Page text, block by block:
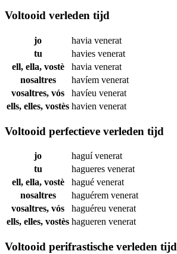
Voltooid verleden tijd
jo havia venerat
tu
havies venerat
ell, ella, vostè
havia venerat
nosaltres
havíem venerat
vosaltres, vós
havíeu venerat
ells, elles, vostès havien venerat
Voltooid perfectieve verleden tijd
jo haguívenerat
tu
hagueres venerat
ell, ella, vostè
hagué venerat
nosaltres
haguérem venerat
vosaltres, vós
haguéreu venerat
ells, elles, vostès hagueren venerat
Voltooid perifrastische verleden tijd